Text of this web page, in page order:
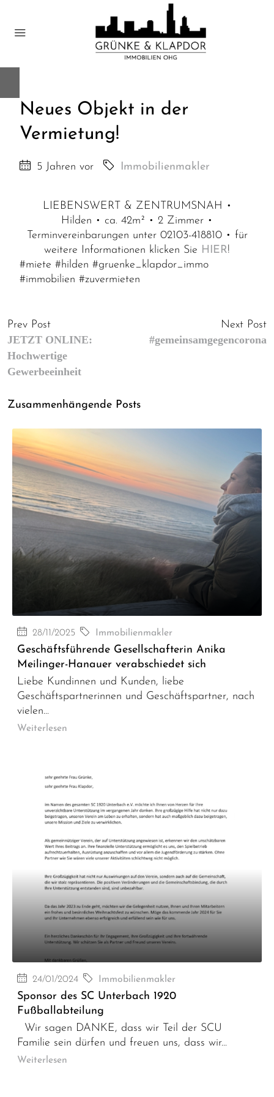
Neues Objekt in der
Vermietung!
5 Jahren vor Immobilienmakler
LIEBENSWERT & ZENTRUMSNAH •
Hilden • ca. 42m² • 2 Zimmer •
Terminvereinbarungen unter 02103-418810 • für
weitere Informationen klicken Sie HIER!
#miete #hilden #gruenke_klapdor_immo
#immobilien #zuvermieten
Prev Post
JETZT ONLINE:
Hochwertige
Gewerbeeinheit
Next Post
#gemeinsamgegencorona
Zusammenhängende Posts
28/11/2025 Immobilienmakler
Geschäftsführende Gesellschafterin Anika
Meilinger-Hanauer verabschiedet sich
Liebe Kundinnen und Kunden, liebe
Geschäftspartnerinnen und Geschäftspartner, nach
vielen...
Weiterlesen
24/01/2024 Immobilienmakler
Sponsor des SC Unterbach 1920
Fußballabteilung
Wir sagen DANKE, dass wir Teil der SCU
Familie sein dürfen und freuen uns, dass wir...
Weiterlesen